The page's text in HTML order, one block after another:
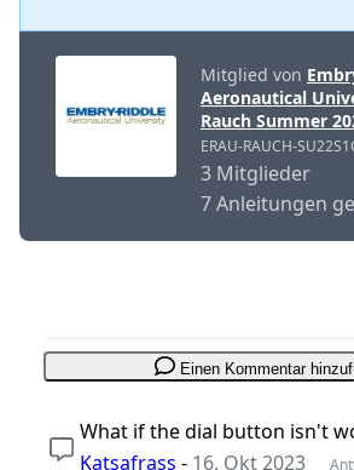
Mitglied von
Aeronautical
Rauch Summer
ERAU-RAUCH-
3 Mitglieder
7 Anleitungen
Einen Kommentar
What if the dial button isn't
Katsafrass - 16. Okt 2023